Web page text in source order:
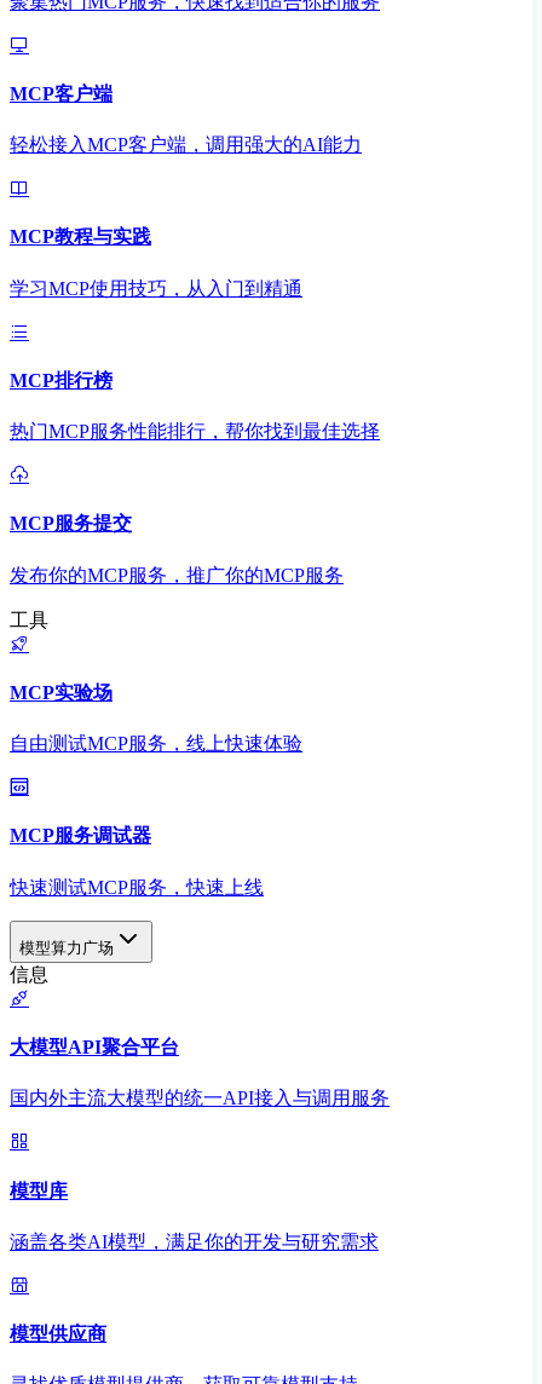
MCP客户端
轻松接入MCP客户端，调用强大的AI能力
MCP教程与实践
学习MCP使用技巧，从入门到精通
MCP排行榜
热门MCP服务性能排行，帮你找到最佳选择
MCP服务提交
发布你的MCP服务，推广你的MCP服务
工具
MCP实验场
自由测试MCP服务，线上快速体验
MCP服务调试器
快速测试MCP服务，快速上线
模型算力广场
信息
大模型API聚合平台
国内外主流大模型的统一API接入与调用服务
模型库
涵盖各类AI模型，满足你的开发与研究需求
模型供应商